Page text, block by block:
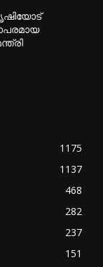
1175
1137
468
282
237
151